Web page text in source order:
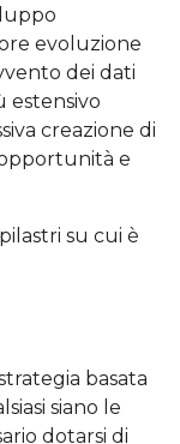
evoluzione
dei dati
estensivo
creazione di
e
su cui è
basata
siano le
dotarsi di